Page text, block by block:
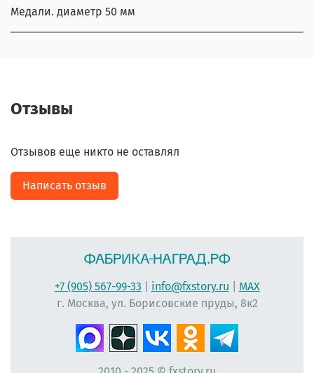
Медали. диаметр 50 мм
Отзывы
Отзывов еще никто не оставлял
Написать отзыв
+7 (905) 567-99-33 info@fxstory.ru
MAX
г. Москва, ул. Борисовские пруды, 8к2